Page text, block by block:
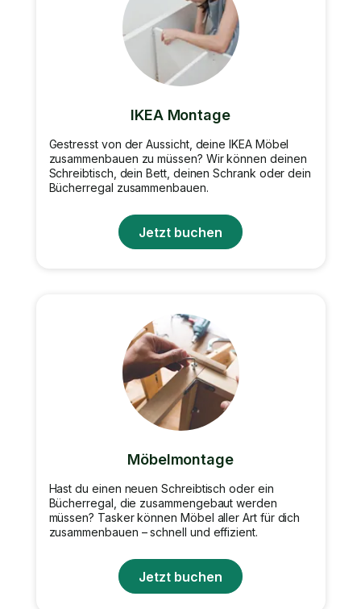
IKEA Montage
Gestresst von der Aussicht, deine IKEA Möbel
zusammenbauen zu müssen? Wir können deinen
Schreibtisch, dein Bett, deinen Schrank oder dein
Bücherregal zusammenbauen.
Jetzt buchen
Möbelmontage
Hast du einen neuen Schreibtisch oder ein
Bücherregal, die zusammengebaut werden
müssen? Tasker können Möbel aller Art für dich
zusammenbauen – schnell und effizient.
Jetzt buchen